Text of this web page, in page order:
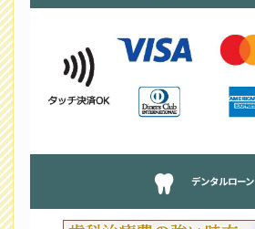
デンタルローン